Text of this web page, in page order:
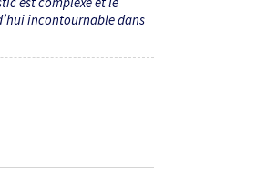
incontournable dans